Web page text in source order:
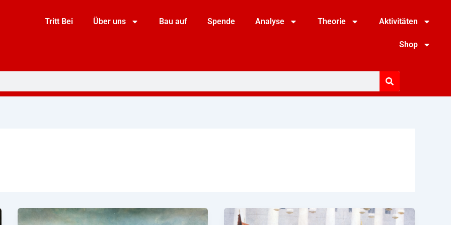
Tritt Bei Über uns Bau auf Spende Analyse Theorie Aktivitäten
Shop